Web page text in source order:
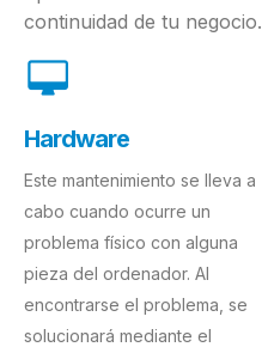
continuidad de tu negocio.
Hardware
Este mantenimiento se lleva a
cabo cuando ocurre un
problema físico con alguna
pieza del ordenador. Al
encontrarse el problema, se
solucionará mediante el